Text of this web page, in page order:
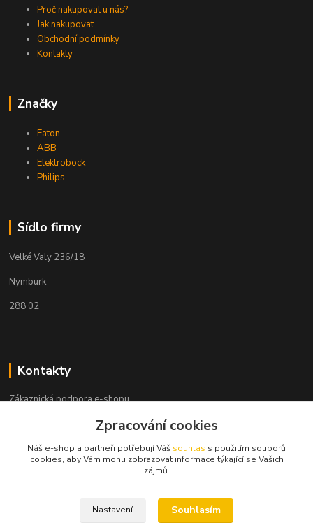
Proč nakupovat u nás?
Jak nakupovat
Obchodní podmínky
Kontakty
Značky
Eaton
ABB
Elektrobock
Philips
Sídlo firmy
Velké Valy 236/18
Nymburk
288 02
Kontakty
Zákaznická podpora e-shopu
info@elektronymburk.cz
Zpracování cookies
Náš e-shop a partneři potřebují Váš souhlas s použitím souborů
cookies, aby Vám mohli zobrazovat informace týkající se Vašich
zájmů.
Nastavení Souhlasím